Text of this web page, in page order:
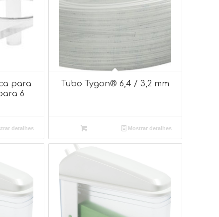
para
6
detalhes
Tubo Tygon® 6,4 / 3,2 mm
Mostrar detalhes